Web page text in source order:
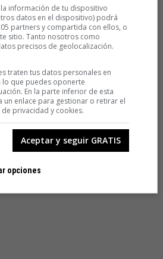
información de tu dispositivo
datos en el dispositivo) podrá
partners y compartida con ellos, o
sitio. Tanto nosotros como
precisos de geolocalización.
traten tus datos personales en
que puedes oponerte
En la parte inferior de esta
un enlace para gestionar o retirar el
privacidad y cookies.
Aceptar y seguir GRATIS
opciones